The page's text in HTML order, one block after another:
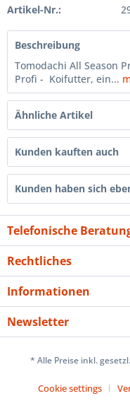
Artikel-Nr.:
Beschreibung
Tomodachi All Season
Profi - Koifutter, ein...
Ähnliche Artikel
Kunden kauften auch
Kunden haben sich
Telefonische
Rechtliches
Informationen
Newsletter
* Alle Preise inkl.
Cookie settings